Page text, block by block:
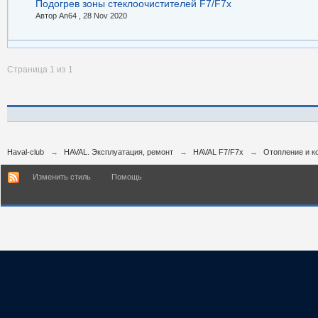
Подогрев зоны стеклоочистителей F7/F7x
Автор An64 , 28 Nov 2020
Страница 1 из 1
Haval-club → HAVAL. Эксплуатация, ремонт → HAVAL F7/F7x → Отопление и
Изменить стиль Помощь